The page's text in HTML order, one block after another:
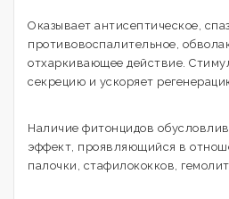
Оказывает антисептическое,
противовоспалительное,
отхаркивающее действие.
секрецию и ускоряет
Наличие фитонцидов
эффект, проявляющийся в
палочки, стафилококков,